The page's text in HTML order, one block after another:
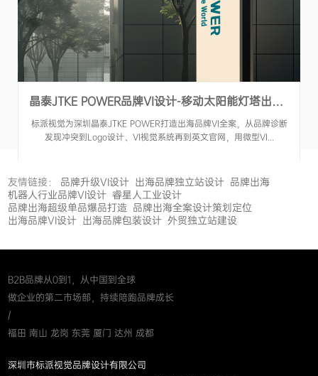
晶泰JTKE POWER品牌VI设计-移动太阳能灯塔出海品牌全案-标派视觉
标派视觉为深圳晶泰JTKE POWER打造出海品牌VI全案，从品牌诊断
发现冲突到Logo设计、VI视觉系统再到英文官网，用微型VI...
友情链接： 品牌升级VI设计 出海品牌独立站设计 品牌出海
机器人行业品牌VI设计 睿星人工业设计
品牌出海超级单品爆品打造 品牌出海全案设计策划定位
出海品牌VI设计 出海品牌包装设计 外贸独立站建设
B2B品牌从0到1，从中国到全球
做企业的第二市场部，持续陪跑品牌成长
/
福田 南山 龙岗 东莞 厦门 达州 成都
深圳市标派视觉品牌设计有限公司